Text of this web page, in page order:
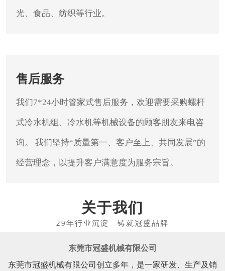
光、食品、纺织等行业。
售后服务
我们7*24小时管家式售后服务，欢迎需要采购螺杆
式冷水机组、冷水机等机械设备的顾客朋友来电咨
询。 我们坚持“质量第一、客户至上、共同发展”的
经营理念，以提升客户满意度为服务宗旨。
关于我们
东莞市冠盛机械有限公司
东莞市冠盛机械有限公司创立多年，是一家研发、生产及销